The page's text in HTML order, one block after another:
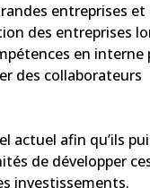
entreprises et
des entreprises
en interne
des collaborateurs
actuel afin qu’ils
de développer
investissements.